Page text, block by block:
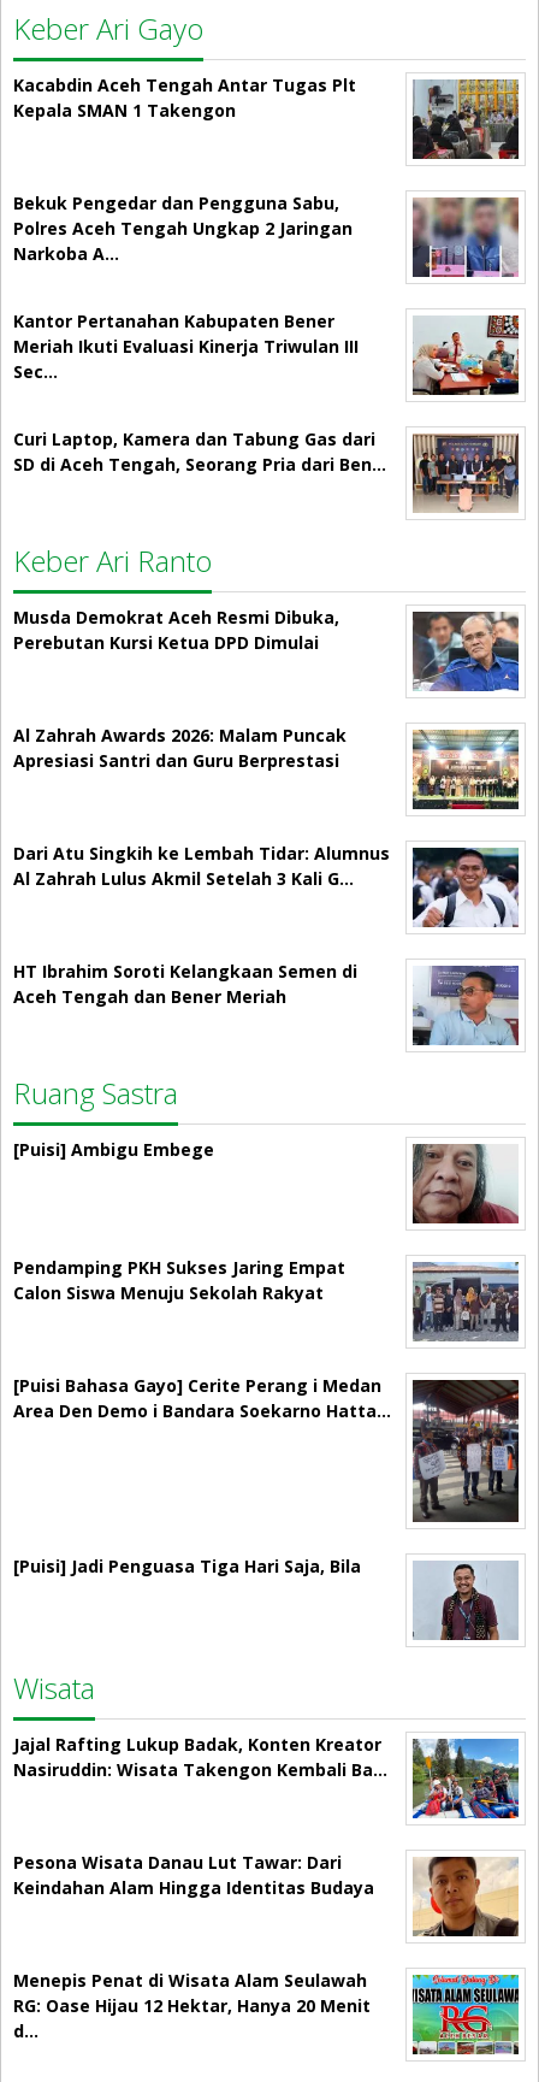
Keber Ari Gayo
Kacabdin Aceh Tengah Antar Tugas Plt
Kepala SMAN 1 Takengon
Bekuk Pengedar dan Pengguna Sabu,
Polres Aceh Tengah Ungkap 2 Jaringan
Narkoba A…
Kantor Pertanahan Kabupaten Bener
Meriah Ikuti Evaluasi Kinerja Triwulan III
Sec…
Curi Laptop, Kamera dan Tabung Gas dari
SD di Aceh Tengah, Seorang Pria dari Ben…
Keber Ari Ranto
Musda Demokrat Aceh Resmi Dibuka,
Perebutan Kursi Ketua DPD Dimulai
Al Zahrah Awards 2026: Malam Puncak
Apresiasi Santri dan Guru Berprestasi
Dari Atu Singkih ke Lembah Tidar: Alumnus
Al Zahrah Lulus Akmil Setelah 3 Kali G…
HT Ibrahim Soroti Kelangkaan Semen di
Aceh Tengah dan Bener Meriah
Ruang Sastra
[Puisi] Ambigu Embege
Pendamping PKH Sukses Jaring Empat
Calon Siswa Menuju Sekolah Rakyat
[Puisi Bahasa Gayo] Cerite Perang i Medan
Area Den Demo i Bandara Soekarno Hatta…
[Puisi] Jadi Penguasa Tiga Hari Saja, Bila
Wisata
Jajal Rafting Lukup Badak, Konten Kreator
Nasiruddin: Wisata Takengon Kembali Ba…
Pesona Wisata Danau Lut Tawar: Dari
Keindahan Alam Hingga Identitas Budaya
Menepis Penat di Wisata Alam Seulawah
RG: Oase Hijau 12 Hektar, Hanya 20 Menit
d…